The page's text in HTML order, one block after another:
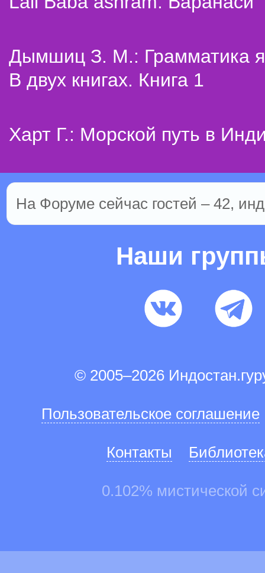
Дымшиц З. М.: Грамматика
В двух книгах. Книга 1
Харт Г.: Морской путь в
На Форуме сейчас гостей – 42,
Наши
© 2005–2026
Пользовательское соглашение
Контакты
0.102% мистической